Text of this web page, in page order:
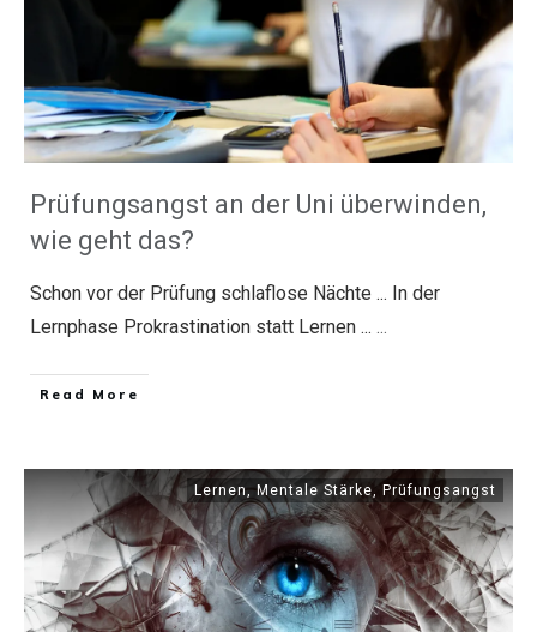
Prüfungsangst an der Uni überwinden,
wie geht das?
Schon vor der Prüfung schlaflose Nächte ... In der
Lernphase Prokrastination statt Lernen ... ...
​Read More
Lernen,Mentale Stärke, Prüfungsangst